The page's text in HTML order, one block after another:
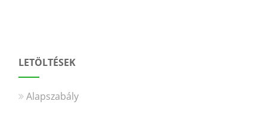
LETÖLTÉSEK
Alapszabály